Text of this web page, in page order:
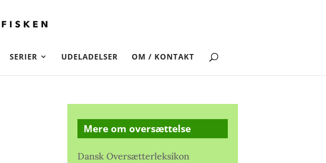
SERIER UDELADELSER OM / KONTAKT
Mere om oversættelse
Dansk Oversætterleksikon